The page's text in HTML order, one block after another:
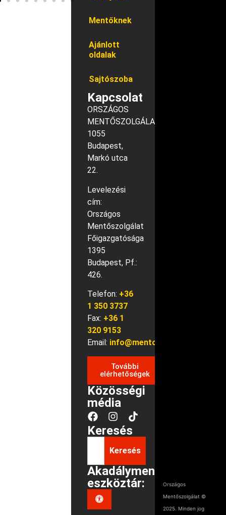
Mentőknek
Ajánlott
oldalak
Sajtószoba
Kapcsolat
ORSZÁGOS
MENTŐSZOLGÁLAT
1055
Budapest,
Markó utca
22.
Levelezési
cím:
Országos
Mentőszolgálat
Főigazgatósága
1395
Budapest, Pf.:
426.
Telefon: +36
1 350 3737
Fax: +36 1
320 9153
Email: info@mentok.hu
További
elérhetőségek
Közösségi
média
Keresés
Keresés
Akadálymentes
eszköztár:
Országos
Mentőszolgálat ©
2025. Minden jog